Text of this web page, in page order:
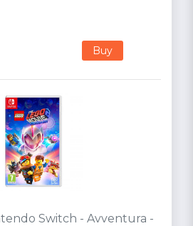
Buy
Switch - Avventura -